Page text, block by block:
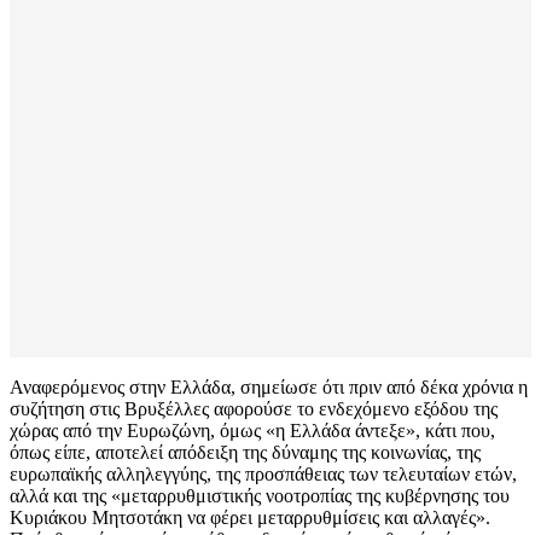
Αναφερόμενος στην Ελλάδα, σημείωσε ότι πριν από δέκα χρόνια η
συζήτηση στις Βρυξέλλες αφορούσε το ενδεχόμενο εξόδου της
χώρας από την Ευρωζώνη, όμως «η Ελλάδα άντεξε», κάτι που,
όπως είπε, αποτελεί απόδειξη της δύναμης της κοινωνίας, της
ευρωπαϊκής αλληλεγγύης, της προσπάθειας των τελευταίων ετών,
αλλά και της «μεταρρυθμιστικής νοοτροπίας της κυβέρνησης του
Κυριάκου Μητσοτάκη να φέρει μεταρρυθμίσεις και αλλαγές».